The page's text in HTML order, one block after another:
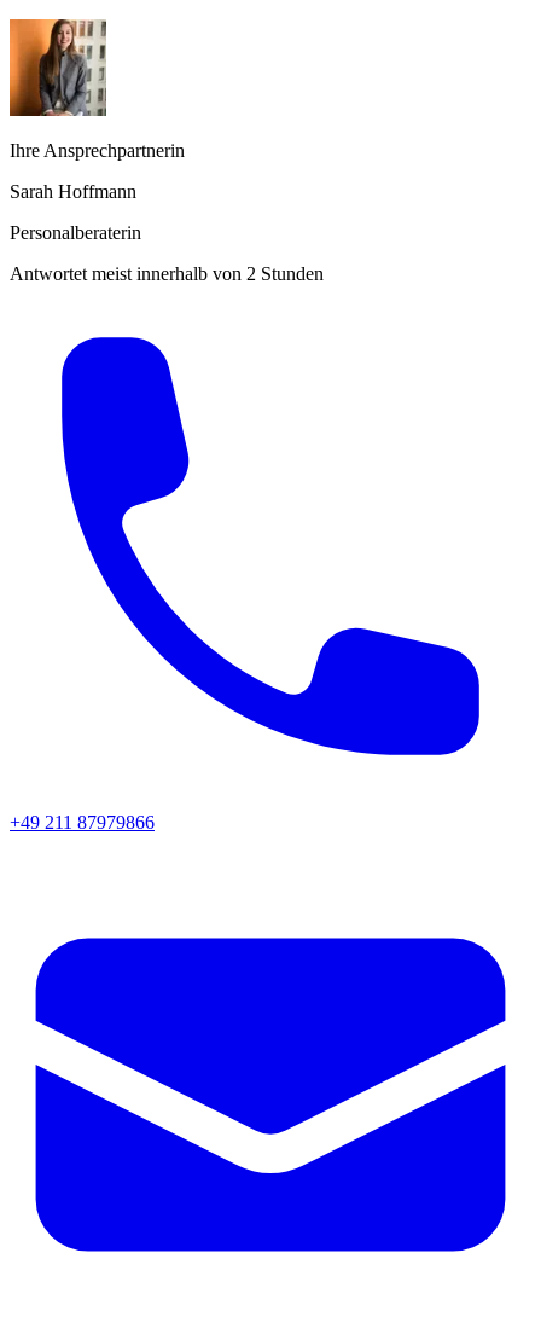
Ihre Ansprechpartnerin
Sarah Hoffmann
Personalberaterin
Antwortet meist innerhalb von 2 Stunden
+49 211 87979866